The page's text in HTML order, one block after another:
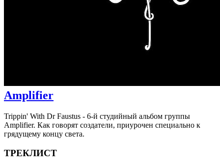
Amplifier
Trippin' With Dr Faustus - 6-й студийный альбом группы
Amplifier. Как говорят создатели, приурочен специально к
грядущему концу света.
ТРЕКЛИСТ